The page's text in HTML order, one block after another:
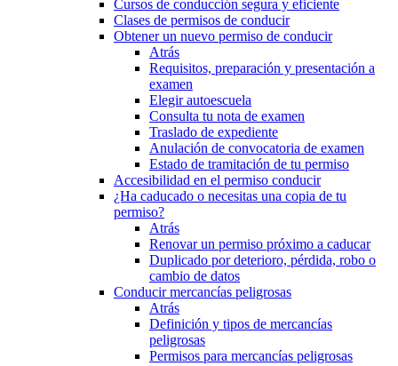
Cursos de conducción segura y eficiente
Clases de permisos de conducir
Obtener un nuevo permiso de conducir
Atrás
Requisitos, preparación y presentación a
examen
Elegir autoescuela
Consulta tu nota de examen
Traslado de expediente
Anulación de convocatoria de examen
Estado de tramitación de tu permiso
Accesibilidad en el permiso conducir
¿Ha caducado o necesitas una copia de tu
permiso?
Atrás
Renovar un permiso próximo a caducar
Duplicado por deterioro, pérdida, robo o
cambio de datos
Conducir mercancías peligrosas
Atrás
Definición y tipos de mercancías
peligrosas
Permisos para mercancías peligrosas